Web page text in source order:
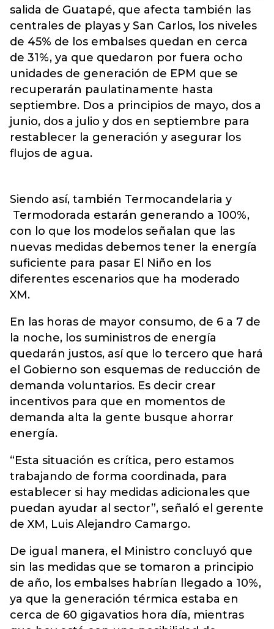
salida de Guatapé, que afecta también las
centrales de playas y San Carlos, los niveles
de 45% de los embalses quedan en cerca
de 31%, ya que quedaron por fuera ocho
unidades de generación de EPM que se
recuperarán paulatinamente hasta
septiembre. Dos a principios de mayo, dos a
junio, dos a julio y dos en septiembre para
restablecer la generación y asegurar los
flujos de agua.
Siendo así, también Termocandelaria y
Termodorada estarán generando a 100%,
con lo que los modelos señalan que las
nuevas medidas debemos tener la energía
suficiente para pasar El Niño en los
diferentes escenarios que ha moderado
XM.
En las horas de mayor consumo, de 6 a 7 de
la noche, los suministros de energía
quedarán justos, así que lo tercero que hará
el Gobierno son esquemas de reducción de
demanda voluntarios. Es decir crear
incentivos para que en momentos de
demanda alta la gente busque ahorrar
energía.
“Esta situación es crítica, pero estamos
trabajando de forma coordinada, para
establecer si hay medidas adicionales que
puedan ayudar al sector”, señaló el gerente
de XM, Luis Alejandro Camargo.
De igual manera, el Ministro concluyó que
sin las medidas que se tomaron a principio
de año, los embalses habrían llegado a 10%,
ya que la generación térmica estaba en
cerca de 60 gigavatios hora día, mientras